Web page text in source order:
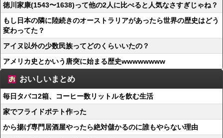
徳川家康(1543〜1638)って他の2人に比べると人気なさすぎじゃね？
もし日本の隣に陸続きのオーストラリアがあったら世界の歴史はどう
変わってた？
アイヌ以外の少数民族ってどのくらいいたの？
アメリカ史とかいう唐突に始まる歴史wwwwwwww
おいしいまとめ
毎日タバコ2箱、コーヒー数リットルを飲む生活
家でフライドポテト作った
から揚げ専門居酒屋やったら絶対儲かるのに誰もやらない理由